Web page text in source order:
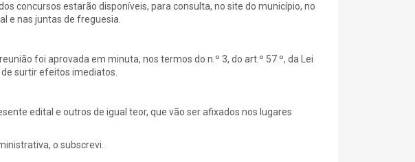
concursos estarão disponíveis, para consulta, no site do município, no
e nas juntas de freguesia.
foi aprovada em minuta, nos termos do n.º 3, do art.º 57.º, da Lei
surtir efeitos imediatos.
edital e outros de igual teor, que vão ser afixados nos lugares
o subscrevi.